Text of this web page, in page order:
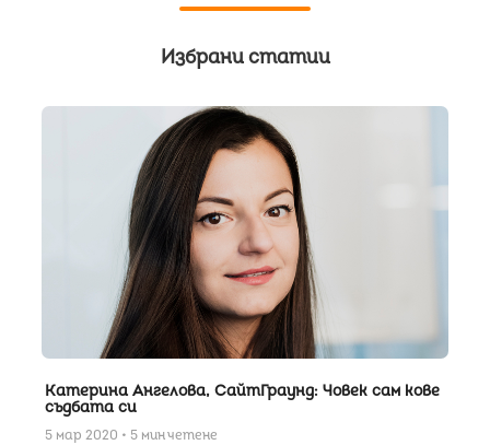
Избрани статии
Катерина Ангелова, СайтГраунд: Човек сам кове
съдбата си
5 мар 2020 • 5 мин четене